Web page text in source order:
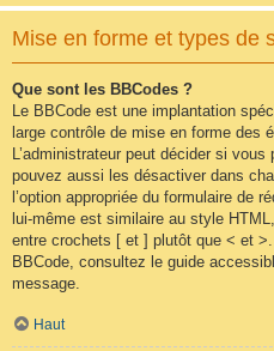
Mise en forme et types de
Que sont les BBCodes ?
Le BBCode est une implantation
large contrôle de mise en forme des
L’administrateur peut décider si
pouvez aussi les désactiver dans
l’option appropriée du formulaire de
lui-même est similaire au style
entre crochets [ et ] plutôt que < et
BBCode, consultez le guide
message.
Haut